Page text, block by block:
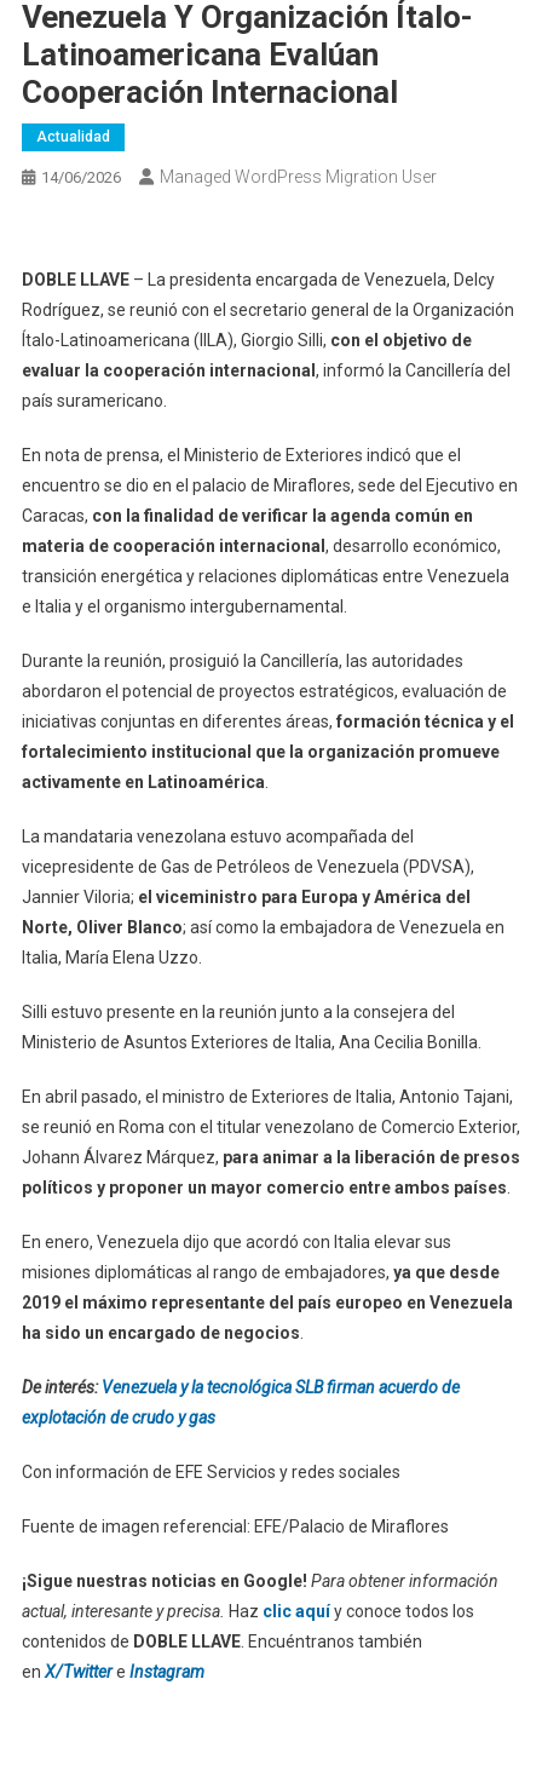
Venezuela Y Organización Ítalo-
Latinoamericana Evalúan
Cooperación Internacional
Actualidad
14/06/2026 Managed WordPress Migration User
DOBLE LLAVE– La presidenta encargada de Venezuela, Delcy
Rodríguez, se reunió con el secretario general de la Organización
Ítalo-Latinoamericana (IILA), Giorgio Silli, con el objetivo de
evaluar la cooperación internacional, informó la Cancillería del
país suramericano.
En nota de prensa, el Ministerio de Exteriores indicó que el
encuentro se dio en el palacio de Miraflores, sede del Ejecutivo en
Caracas, con la finalidad de verificar la agenda común en
materia de cooperación internacional, desarrollo económico,
transición energética y relaciones diplomáticas entre Venezuela
e Italia y el organismo intergubernamental.
Durante la reunión, prosiguió la Cancillería, las autoridades
abordaron el potencial de proyectos estratégicos, evaluación de
iniciativas conjuntas en diferentes áreas, formación técnica y el
fortalecimiento institucional que la organización promueve
activamente en Latinoamérica
La mandataria venezolana estuvo acompañada del
vicepresidente de Gas de Petróleos de Venezuela (PDVSA),
Jannier Viloria; el viceministro para Europa y América del
Norte, Oliver Blanco; así como la embajadora de Venezuela en
Italia, María Elena Uzzo.
Silli estuvo presente en la reunión junto a la consejera del
Ministerio de Asuntos Exteriores de Italia, Ana Cecilia Bonilla.
En abril pasado, el ministro de Exteriores de Italia, Antonio Tajani,
se reunió en Roma con el titular venezolano de Comercio Exterior,
Johann Álvarez Márquez, para animar a la liberación de presos
políticos y proponer un mayor comercio entre ambos países
En enero, Venezuela dijo que acordó con Italia elevar sus
misiones diplomáticas al rango de embajadores, ya que desde
2019 el máximo representante del país europeo en Venezuela
ha sido un encargado de negocios
De interés:Venezuela y la tecnológica SLB firman acuerdo de
explotación de crudo y gas
Con información de EFE Servicios y redes sociales
Fuente de imagen referencial: EFE/Palacio de Miraflores
¡Sigue nuestras noticias en Google! Para obtener información
actual, interesante y precisa. Haz clic aquíy conoce todos los
contenidos de DOBLE LLAVE. Encuéntranos también
en X/Twittere Instagram